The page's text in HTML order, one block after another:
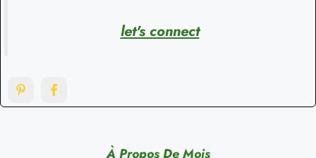
let's connect
À Propos De Mois